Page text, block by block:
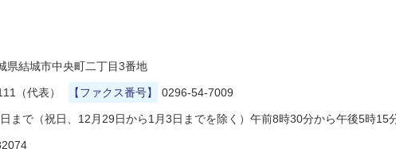
県結城市中央町二丁目3番地
（代表） 【ファクス番号】 0296-54-7009
まで（祝日、12月29日から1月3日までを除く）午前8時30分から午後5時15